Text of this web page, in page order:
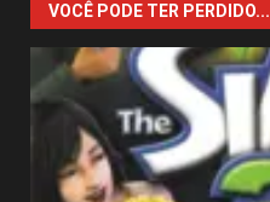
VOCÊ PODE TER PERDIDO...